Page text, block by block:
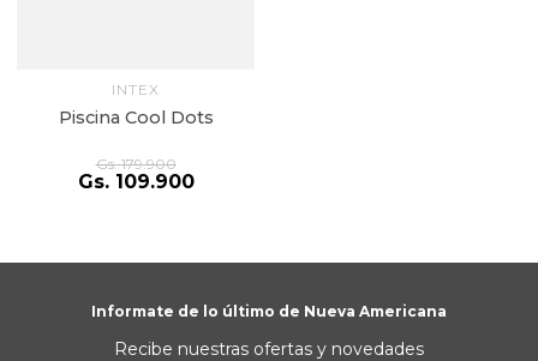
INTEX
Piscina Cool Dots
Gs. 179.900
Gs. 109.900
Informate de lo último de Nueva Americana
Recibe nuestras ofertas y novedades